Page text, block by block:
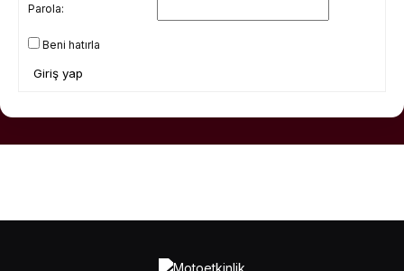
Parola:
Beni hatırla
Giriş yap